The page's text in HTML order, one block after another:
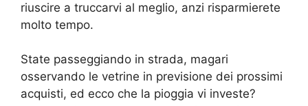
riuscire a truccarvi al meglio, anzi risparmierete
molto tempo.
State passeggiando in strada, magari
osservando le vetrine in previsione dei prossimi
acquisti, ed ecco che la pioggia vi investe?